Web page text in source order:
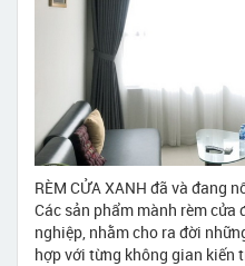
RÈM CỬA XANH đã và đang
Các sản phẩm mành rèm cửa
nghiệp, nhằm cho ra đời
hợp với từng không gian kiến